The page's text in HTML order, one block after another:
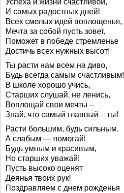
Успеха и жизни счастливой,
И самых радостных дней!
Всех смелых идей воплощенья,
Мечта за собой пусть зовет.
Поможет в победе стремленье
Достичь всех нужных высот!
Ты расти нам всем на диво,
Будь всегда самым счастливым!
В школе хорошо учись,
Старших слушай, не ленись,
Воплощай свои мечты –
Знай, что самый главный – ты!
Расти большим, будь сильным.
А слабым — помогай!
Будь умным и красивым,
Но старших уважай!
Пусть высоко оценят
Деянья твоих рук!
Поздравляем с днем рожденья